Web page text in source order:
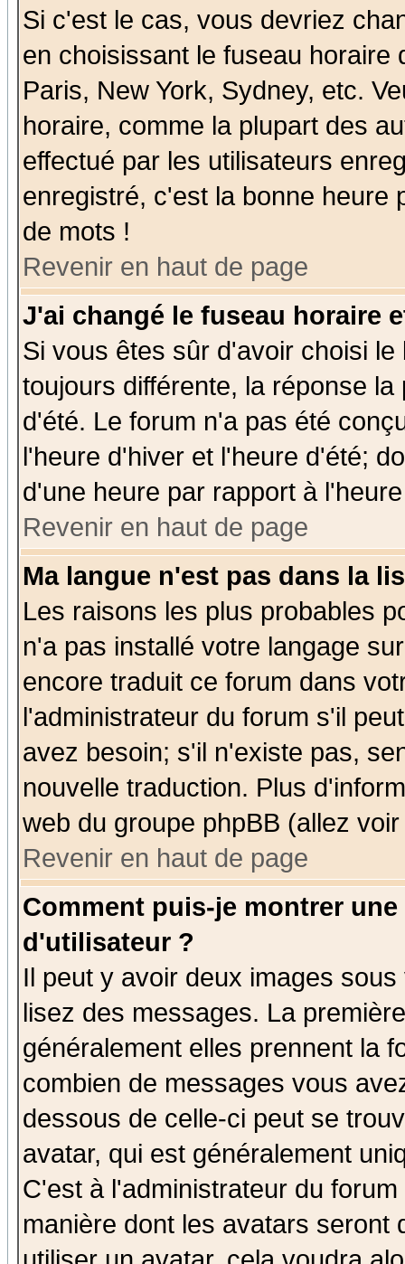
Si c'est le cas, vous devriez
en choisissant le fuseau
Paris, New York, Sydney, etc.
horaire, comme la plupart des
effectué par les utilisateurs
enregistré, c'est la bonne heure
de mots !
Revenir en haut de page
J'ai changé le fuseau horaire
Si vous êtes sûr d'avoir choisi
toujours différente, la réponse
d'été. Le forum n'a pas été
l'heure d'hiver et l'heure d'été;
d'une heure par rapport à
Revenir en haut de page
Ma langue n'est pas dans la
Les raisons les plus probables
n'a pas installé votre langage
encore traduit ce forum dans
l'administrateur du forum s'il
avez besoin; s'il n'existe pas,
nouvelle traduction. Plus
web du groupe phpBB (allez
Revenir en haut de page
Comment puis-je montrer
d'utilisateur ?
Il peut y avoir deux images
lisez des messages. La
généralement elles prennent la
combien de messages vous
dessous de celle-ci peut se
avatar, qui est généralement
C'est à l'administrateur du
manière dont les avatars seront